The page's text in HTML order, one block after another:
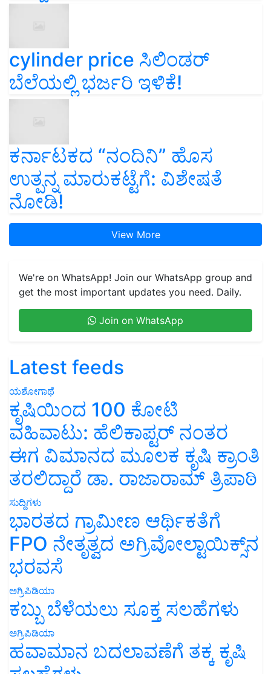
cylinder price ಸಿಲಿಂಡರ್‌
ಬೆಲೆಯಲ್ಲಿ ಭರ್ಜರಿ ಇಳಿಕೆ!
ಕರ್ನಾಟಕದ “ನಂದಿನಿ” ಹೊಸ
ಉತ್ಪನ್ನ ಮಾರುಕಟ್ಟೆಗೆ: ವಿಶೇಷತೆ
ನೋಡಿ!
View More
We're on WhatsApp! Join our WhatsApp group and
get the most important updates you need. Daily.
Join on WhatsApp
Latest feeds
ಯಶೋಗಾಥೆ
ಕೃಷಿಯಿಂದ 100 ಕೋಟಿ
ವಹಿವಾಟು: ಹೆಲಿಕಾಪ್ಟರ್ ನಂತರ
ಈಗ ವಿಮಾನದ ಮೂಲಕ ಕೃಷಿ ಕ್ರಾಂತಿ
ತರಲಿದ್ದಾರೆ ಡಾ. ರಾಜಾರಾಮ್ ತ್ರಿಪಾಠಿ
ಸುದ್ದಿಗಳು
ಭಾರತದ ಗ್ರಾಮೀಣ ಆರ್ಥಿಕತೆಗೆ
FPO ನೇತೃತ್ವದ ಅಗ್ರಿವೋಲ್ಟಾಯಿಕ್ಸ್‌ನ
ಭರವಸೆ
ಅಗ್ರಿಪಿಡಿಯಾ
ಕಬ್ಬು ಬೆಳೆಯಲು ಸೂಕ್ತ ಸಲಹೆಗಳು
ಅಗ್ರಿಪಿಡಿಯಾ
ಹವಾಮಾನ ಬದಲಾವಣೆಗೆ ತಕ್ಕ ಕೃಷಿ